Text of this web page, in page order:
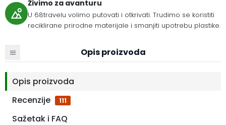
Živimo za avanturu
U 68travelu volimo putovati i otkrivati. Trudimo se koristiti
reciklirane prirodne materijale i smanjiti upotrebu plastike.
Opis proizvoda
Opis proizvoda
Recenzije
111
Sažetak i FAQ